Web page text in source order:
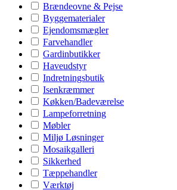
Brændeovne & Pejse
Byggematerialer
Ejendomsmægler
Farvehandler
Gardinbutikker
Haveudstyr
Indretningsbutik
Isenkræmmer
Køkken/Badeværelse
Lampeforretning
Møbler
Miljø Løsninger
Mosaikgalleri
Sikkerhed
Tæppehandler
Værktøj